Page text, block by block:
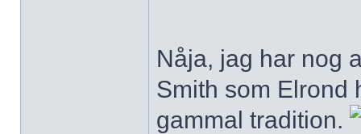
Nåja, jag har nog
Smith som Elrond
gammal tradition.